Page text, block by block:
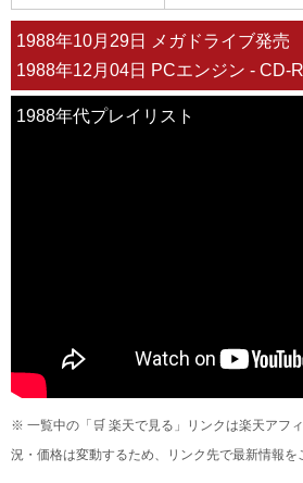
1988年10月29日 メガドライブ発売
1988年12月04日 PCエンジン - CD-
1988年代プレイリスト
※ 一覧中の「🛒 楽天で見る」リンクは楽天アフ
況・価格は変動するため、リンク先で最新情報を